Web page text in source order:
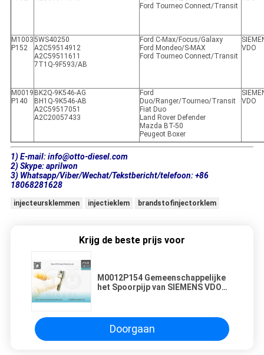
Ford Tourneo Connect/Transit
M1003
P152
5WS40250
A2C59514912
A2C59511611
7T1Q-9F593/AB
Ford C-Max/Focus/Galaxy
Ford Mondeo/S-MAX
Ford Tourneo Connect/Transit
VDO
M0019
P140
BK2Q-9K546-AG
BH1Q-9K546-AB
A2C59517051
A2C20057433
Ford
Duo/Ranger/Tourneo/Transit
Fiat Duo
Land Rover Defender
Mazda BT-50
Peugeot Boxer
VDO
1) E-mail: info@otto-diesel.com
2) Skype: aprilwon
3) Whatsapp/Viber/Wechat/Tekstbericht/telefoon: +86
18068281628
injecteursklemmen injectieklem brandstofinjectorklem
Krijg de beste prijs voor
M0012P154 Gemeenschappelijke
het Spoorpijp van SIEMENS VDO
Doorgaan